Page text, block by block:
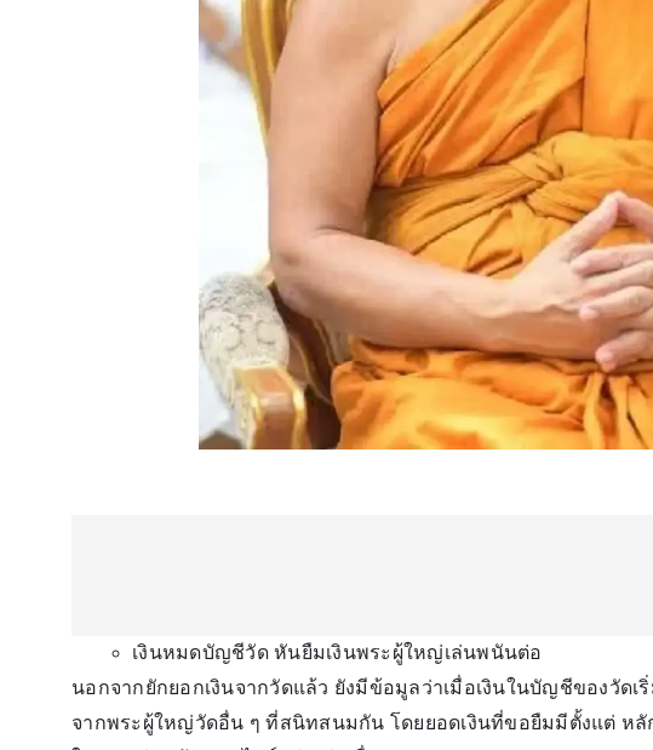
เงินหมดบัญชีวัด หันยืมเงินพระผู้ใหญ่เล่นพนันต่อ
นอกจากยักยอกเงินจากวัดแล้ว ยังมีข้อมูลว่าเมื่อเงินในบัญชีของวัด
จากพระผู้ใหญ่วัดอื่น ๆ ที่สนิทสนมกัน โดยยอดเงินที่ขอยืมมีตั้งแต่ ห